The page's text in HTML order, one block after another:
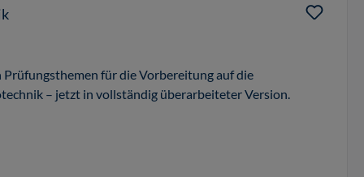
Prüfungsthemen für die Vorbereitung auf die
– jetzt in vollständig überarbeiteter Version.